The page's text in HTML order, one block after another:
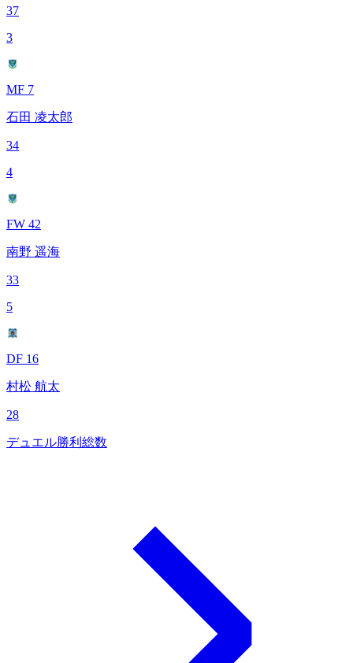
37
3
MF 7
石田 凌太郎
34
4
FW 42
南野 遥海
33
5
DF 16
村松 航太
28
デュエル勝利総数